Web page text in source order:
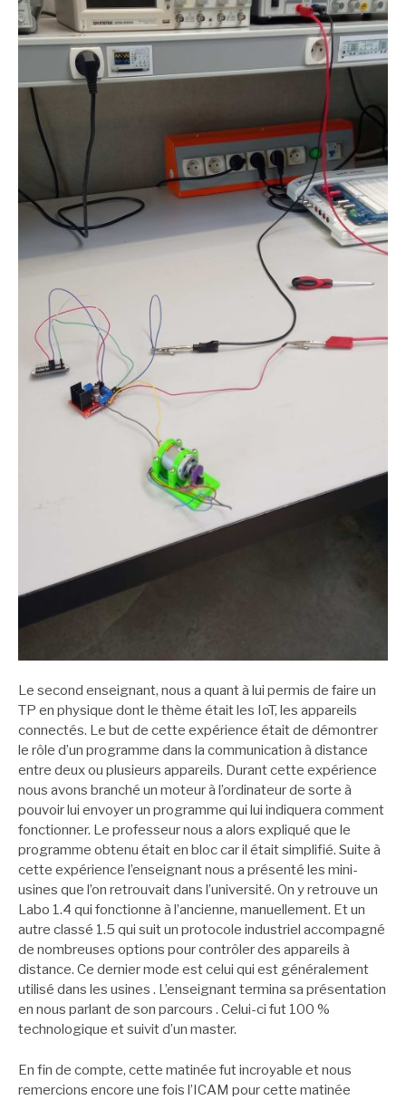
Le second enseignant, nous a quant à lui permis de faire un
TP en physique dont le thème était les IoT, les appareils
connectés. Le but de cette expérience était de démontrer
le rôle d’un programme dans la communication à distance
entre deux ou plusieurs appareils. Durant cette expérience
nous avons branché un moteur à l’ordinateur de sorte à
pouvoir lui envoyer un programme qui lui indiquera comment
fonctionner. Le professeur nous a alors expliqué que le
programme obtenu était en bloc car il était simplifié. Suite à
cette expérience l’enseignant nous a présenté les mini-
usines que l’on retrouvait dans l’université. On y retrouve un
Labo 1.4 qui fonctionne à l’ancienne, manuellement. Et un
autre classé 1.5 qui suit un protocole industriel accompagné
de nombreuses options pour contrôler des appareils à
distance. Ce dernier mode est celui qui est généralement
utilisé dans les usines . L’enseignant termina sa présentation
en nous parlant de son parcours . Celui-ci fut 100 %
technologique et suivit d’un master.
En fin de compte, cette matinée fut incroyable et nous
remercions encore une fois l’ICAM pour cette matinée